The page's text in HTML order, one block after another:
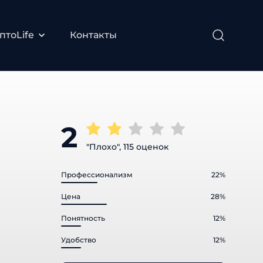
Контакты
2 "Плохо", 115 оценок
Профессионализм 22%
Цена 28%
Понятность 12%
Удобство 12%